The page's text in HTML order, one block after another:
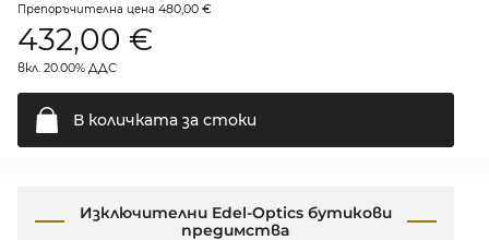
Препоръчителна цена 480,00 €
432,00 €
вкл. 20.00% ДДС
В количката за стоки
Изключителни Edel-Optics бутикови
предимства